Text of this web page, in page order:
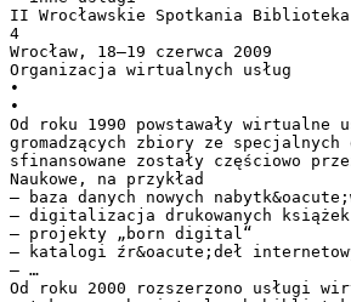
II Wrocławskie Spotkania
4
Wrocław, 18–19 czerwca 2009
Organizacja wirtualnych usług
•
•
Od roku 1990 powstawały
gromadzących zbiory ze
sfinansowane zostały częściowo
Naukowe, na przykład
– baza danych nowych
– digitalizacja drukowanych książek
– projekty „born digital“
– katalogi źr&oacute;deł
– …
Od roku 2000 rozszerzono usługi